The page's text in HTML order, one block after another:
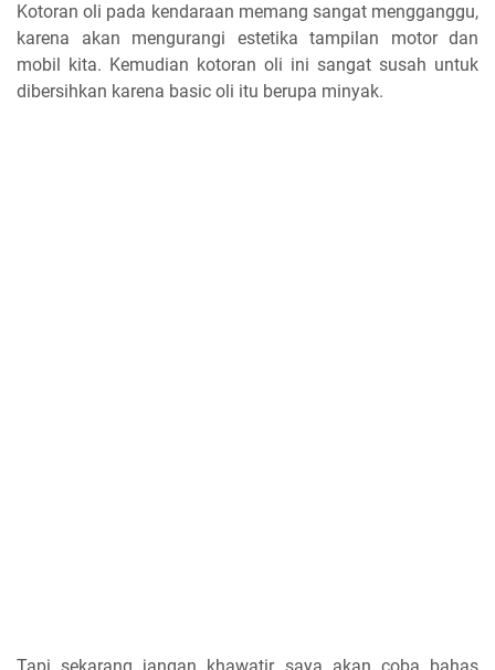
Kotoran oli pada kendaraan memang sangat mengganggu,
karena akan mengurangi estetika tampilan motor dan
mobil kita. Kemudian kotoran oli ini sangat susah untuk
dibersihkan karena basic oli itu berupa minyak.